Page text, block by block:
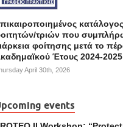
τριών που
φοίτησης μετά το
Έτους 2024-2025
April 30th, 2026
events